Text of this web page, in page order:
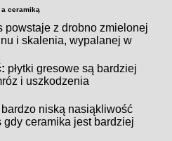
ceramiką
powstaje z drobno zmielonej
i skalenia, wypalanej w
płytki gresowe są bardziej
i uszkodzenia
niską nasiąkliwość
ceramika jest bardziej